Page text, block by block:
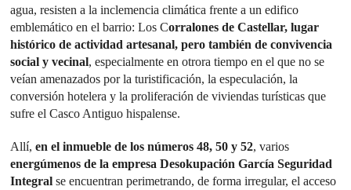
agua, resisten a la inclemencia climática frente a un edifico
emblemático en el barrio: Los Corralones de Castellar, lugar
histórico de actividad artesanal, pero también de convivencia
social y vecinal, especialmente en otrora tiempo en el que no se
veían amenazados por la turistificación, la especulación, la
conversión hotelera y la proliferación de viviendas turísticas que
sufre el Casco Antiguo hispalense.
Allí,en el inmueble de los números 48, 50 y 52, varios
energúmenos de la empresa Desokupación García Seguridad
Integral se encuentran perimetrando, de forma irregular, el acceso